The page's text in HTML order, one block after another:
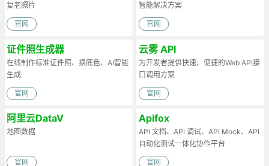
复老照片
官网
智能解决方案
官网
证件照生成器
在线制作标准证件照、换底色、AI智能
生成
官网
云雾 API
为开发者提供快速、便捷的Web API接
口调用方案
官网
阿里云DataV
地图数据
官网
Apifox
API 文档、API 调试、API Mock、API
自动化测试一体化协作平台
官网